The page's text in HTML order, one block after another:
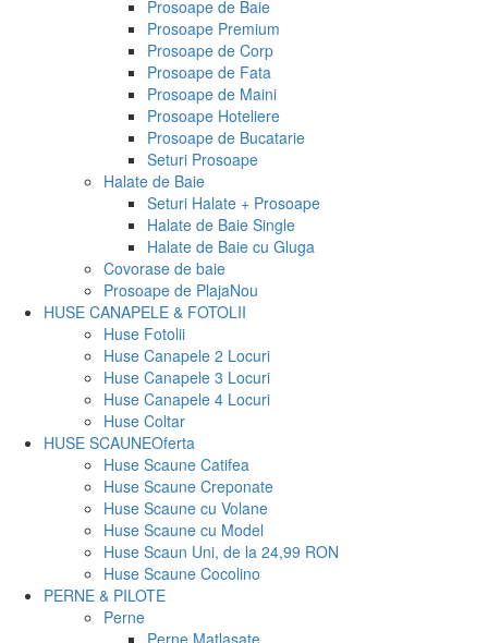
Prosoape de Baie
Prosoape Premium
Prosoape de Corp
Prosoape de Fata
Prosoape de Maini
Prosoape Hoteliere
Prosoape de Bucatarie
Seturi Prosoape
Halate de Baie
Seturi Halate + Prosoape
Halate de Baie Single
Halate de Baie cu Gluga
Covorase de baie
Prosoape de PlajaNou
HUSE CANAPELE & FOTOLII
Huse Fotolii
Huse Canapele 2 Locuri
Huse Canapele 3 Locuri
Huse Canapele 4 Locuri
Huse Coltar
HUSE SCAUNEOferta
Huse Scaune Catifea
Huse Scaune Creponate
Huse Scaune cu Volane
Huse Scaune cu Model
Huse Scaun Uni, de la 24,99 RON
Huse Scaune Cocolino
PERNE & PILOTE
Perne
Perne Matlasate